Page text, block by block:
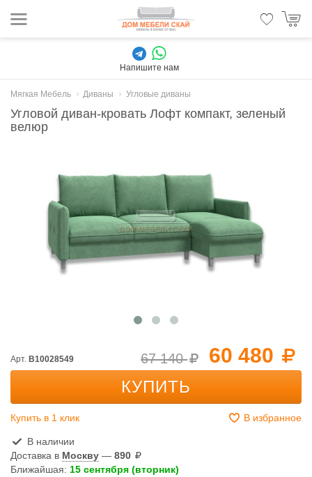
Напишите нам
Мягкая Мебель Диваны Угловые диваны
Угловой диван-кровать Лофт компакт, зеленый
велюр
60 480
67 140
Арт. B10028549
КУПИТЬ
Купить в 1 клик В избранное
В наличии
Доставка в Москву — 890
Ближайшая: 15 сентября (вторник)